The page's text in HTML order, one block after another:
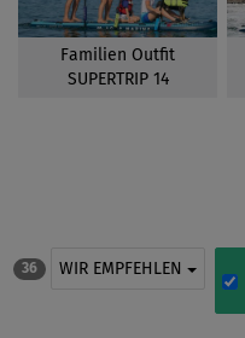
Familien Outfit
SUPERTRIP 14
36 WIR EMPFEHLEN